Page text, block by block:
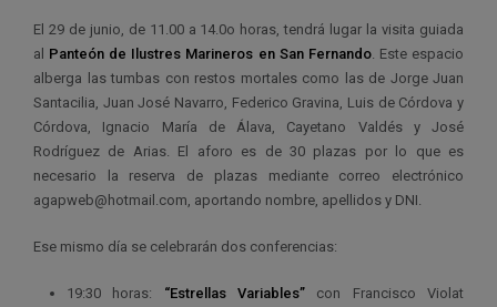
El 29 de junio, de 11.00 a 14.0o horas, tendrá lugar la visita guiada
al Panteón de Ilustres Marineros en San Fernando. Este espacio
alberga las tumbas con restos mortales como las de Jorge Juan
Santacilia, Juan José Navarro, Federico Gravina, Luis de Córdova y
Córdova, Ignacio María de Álava, Cayetano Valdés y José
Rodríguez de Arias. El aforo es de 30 plazas por lo que es
necesario la reserva de plazas mediante correo electrónico
agapweb@hotmail.com, aportando nombre, apellidos y DNI.
Ese mismo día se celebrarán dos conferencias:
19:30 horas: “Estrellas Variables” con Francisco Violat